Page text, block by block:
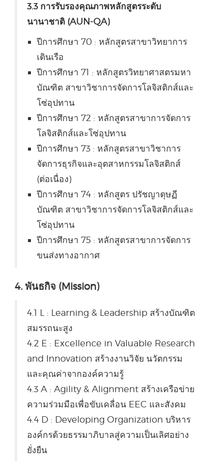
3.3 การรับรองคุณภาพหลักสูตรระดับ
นานาชาติ (AUN-QA)
ปีการศึกษา 70 : หลักสูตรสาขาวิทยาการ
เดินเรือ
ปีการศึกษา 71 : หลักสูตรวิทยาศาสตรมหา
บัณฑิต สาขาวิชาการจัดการโลจิสติกส์และ
โซ่อุปทาน
ปีการศึกษา 72 : หลักสูตรสาขาการจัดการ
โลจิสติกส์และโซ่อุปทาน
ปีการศึกษา 73 : หลักสูตรสาขาวิชาการ
จัดการธุรกิจและอุตสาหกรรมโลจิสติกส์
(ต่อเนื่อง)
ปีการศึกษา 74 : หลักสูตร ปรัชญาดุษฏี
บัณฑิต สาขาวิชาการจัดการโลจิสติกส์และ
โซ่อุปทาน
ปีการศึกษา 75 : หลักสูตรสาขาการจัดการ
ขนส่งทางอากาศ
4. พันธกิจ (Mission)
4.1 L : Learning & Leadership สร้างบัณฑิต
สมรรถนะสูง
4.2 E : Excellence in Valuable Research
and Innovation สร้างงานวิจัย นวัตกรรม
และคุณค่าจากองค์ความรู้
4.3 A : Agility & Alignment สร้างเครือข่าย
ความร่วมมือเพื่อขับเคลื่อน EEC และสังคม
4.4 D : Developing Organization บริหาร
องค์กรด้วยธรรมาภิบาลสู่ความเป็นเลิศอย่าง
ยั่งยืน